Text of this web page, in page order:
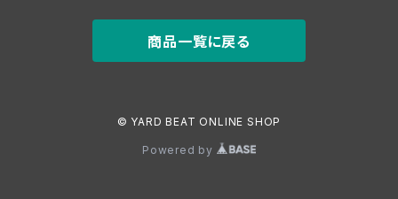
VUVUZELA-HORN
商品一覧に戻る
© YARD BEAT ONLINE SHOP
Powered by